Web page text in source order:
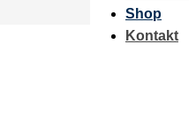
Shop
Kontakt